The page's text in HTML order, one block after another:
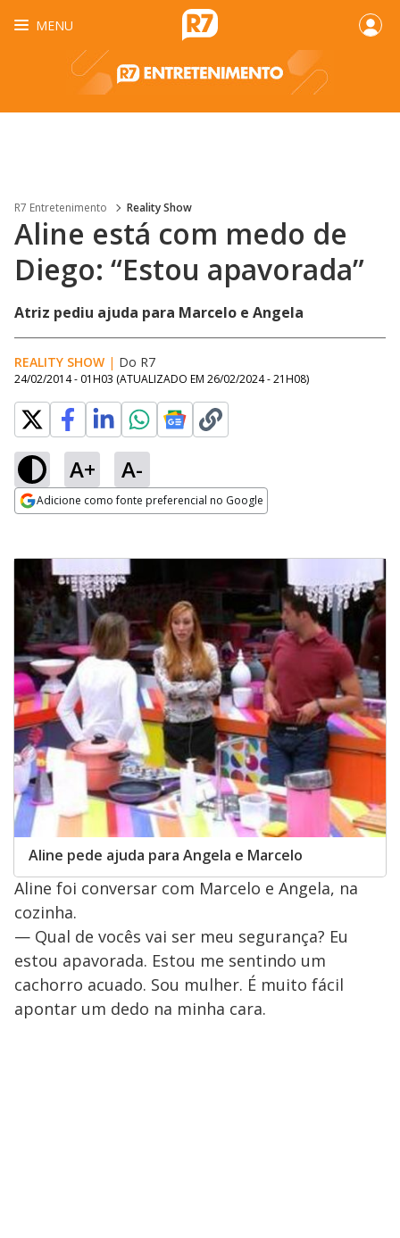
MENU
R7 Entretenimento Reality Show
Aline está com medo de
Diego: “Estou apavorada”
Atriz pediu ajuda para Marcelo e Angela
REALITY SHOW | Do R7
24/02/2014 - 01H03 (ATUALIZADO EM 26/02/2024 - 21H08)
A+ A-
Adicione como fonte preferencial no Google
Aline pede ajuda para Angela e Marcelo
Aline foi conversar com Marcelo e Angela, na
cozinha.
— Qual de vocês vai ser meu segurança? Eu
estou apavorada. Estou me sentindo um
cachorro acuado. Sou mulher. É muito fácil
apontar um dedo na minha cara.